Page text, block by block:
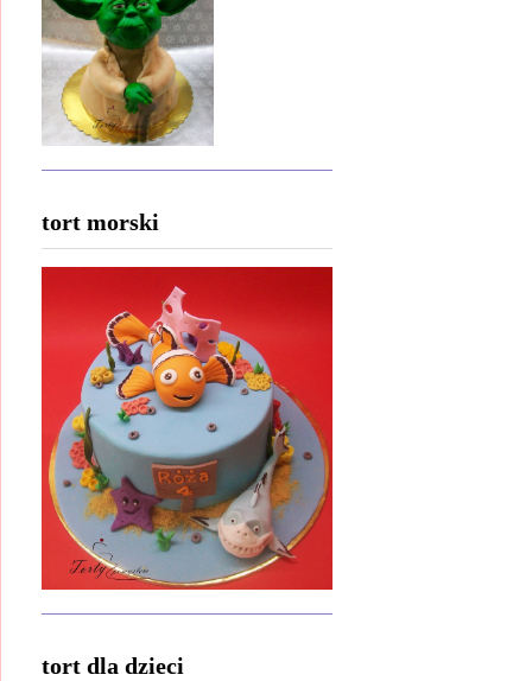
tort morski
tort dla dzieci